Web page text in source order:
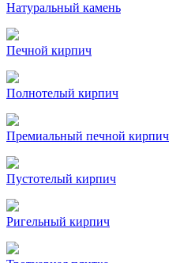
Натуральный камень
Печной кирпич
Полнотелый кирпич
Премиальный печной кирпич
Пустотелый кирпич
Ригельный кирпич